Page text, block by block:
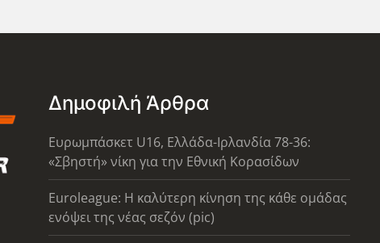
Δημοφιλή Άρθρα
Ευρωμπάσκετ U16, Ελλάδα-Ιρλανδία 78-36:
«Σβηστή» νίκη για την Εθνική Κορασίδων
Euroleague: Η καλύτερη κίνηση της κάθε ομάδας
ενόψει της νέας σεζόν (pic)